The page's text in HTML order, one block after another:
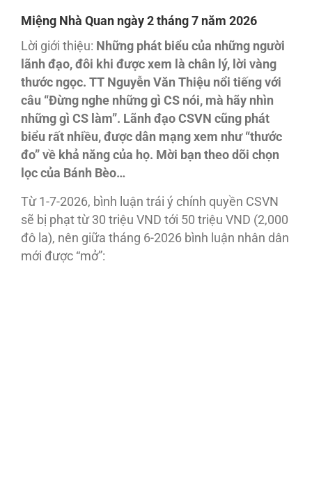
Miệng Nhà Quan ngày 2 tháng 7 năm 2026
Lời giới thiệu: Những phát biểu của những người
lãnh đạo, đôi khi được xem là chân lý, lời vàng
thước ngọc. TT Nguyễn Văn Thiệu nổi tiếng với
câu “Đừng nghe những gì CS nói, mà hãy nhìn
những gì CS làm”. Lãnh đạo CSVN cũng phát
biểu rất nhiều, được dân mạng xem như “thước
đo” về khả năng của họ. Mời bạn theo dõi chọn
lọc của Bánh Bèo…
Từ 1-7-2026, bình luận trái ý chính quyền CSVN
sẽ bị phạt từ 30 triệu VND tới 50 triệu VND (2,000
đô la), nên giữa tháng 6-2026 bình luận nhân dân
mới được “mở”: